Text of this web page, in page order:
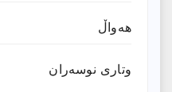
هەواڵ
وتارى نوسەران